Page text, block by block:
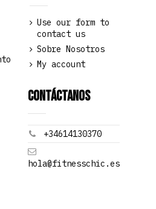
Use our form to
contact us
Sobre Nosotros
My account
Contáctanos
+34614130370
hola@fitnesschic.es